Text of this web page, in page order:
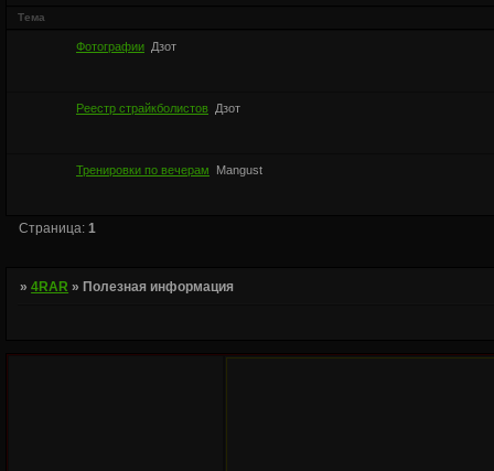
Тема
Фотографии Дзот
Реестр страйкболистов Дзот
Тренировки по вечерам Mangust
Страница:1
»4RAR » Полезная информация